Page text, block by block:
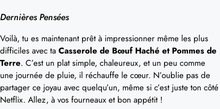
Dernières Pensées
Voilà, tu es maintenant prêt à impressionner même les plus
difficiles avec ta Casserole de Bœuf Haché et Pommes de
Terre. C’est un plat simple, chaleureux, et un peu comme
une journée de pluie, il réchauffe le cœur. N’oublie pas de
partager ce joyau avec quelqu’un, même si c’est juste ton côté
Netflix. Allez, à vos fourneaux et bon appétit !